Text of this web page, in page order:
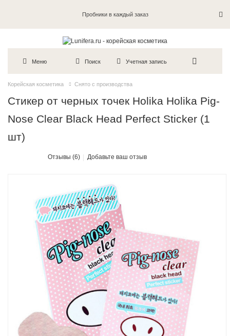
Пробники в каждый заказ
Меню Поиск Учетная запись
Корейская косметика Снято с производства
Стикер от черных точек Holika Holika Pig-
Nose Clear Black Head Perfect Sticker (1
шт)
Отзывы (6) Добавьте ваш отзыв